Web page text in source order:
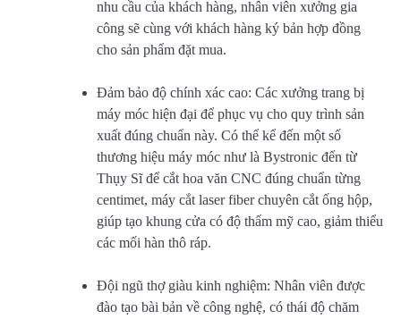
nhu cầu của khách hàng, nhân viên xưởng gia
công sẽ cùng với khách hàng ký bản hợp đồng
cho sản phẩm đặt mua.
Đảm bảo độ chính xác cao: Các xưởng trang bị
máy móc hiện đại để phục vụ cho quy trình sản
xuất đúng chuẩn này. Có thể kể đến một số
thương hiệu máy móc như là Bystronic đến từ
Thụy Sĩ để cắt hoa văn CNC đúng chuẩn từng
centimet, máy cắt laser fiber chuyên cắt ống hộp,
giúp tạo khung cửa có độ thẩm mỹ cao, giảm thiểu
các mối hàn thô ráp.
Đội ngũ thợ giàu kinh nghiệm: Nhân viên được
đào tạo bài bản về công nghệ, có thái độ chăm